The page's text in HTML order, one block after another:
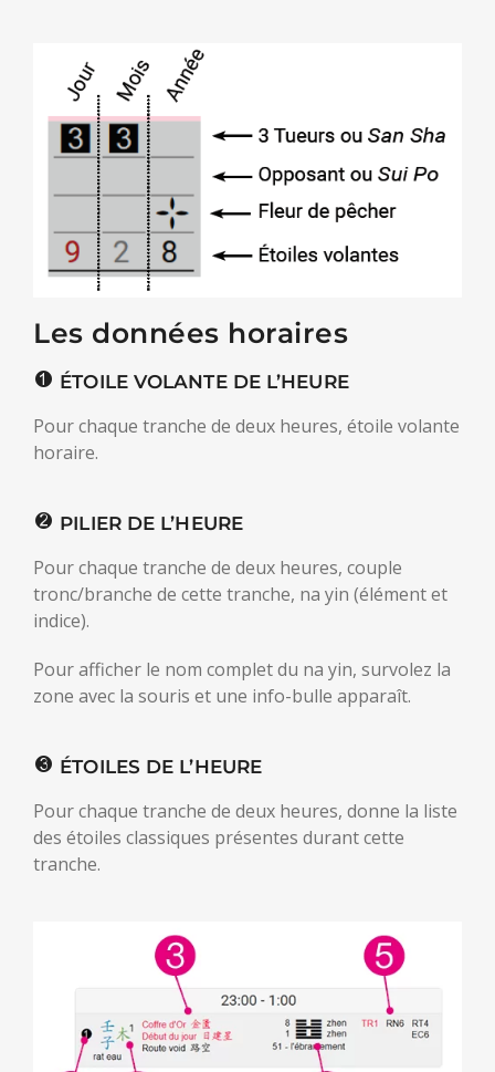
Les données horaires
ÉTOILE VOLANTE DE L’HEURE
Pour chaque tranche de deux heures, étoile volante
horaire.
PILIER DE L’HEURE
Pour chaque tranche de deux heures, couple
tronc/branche de cette tranche, na yin (élément et
indice).
Pour afficher le nom complet du na yin, survolez la
zone avec la souris et une info-bulle apparaît.
ÉTOILES DE L’HEURE
Pour chaque tranche de deux heures, donne la liste
des étoiles classiques présentes durant cette
tranche.